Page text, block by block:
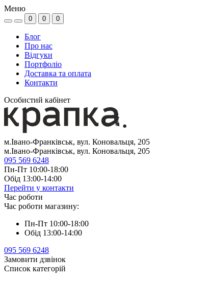
Меню
0 0 0
Блог
Про нас
Відгуки
Портфоліо
Доставка та оплата
Контакти
Особистий кабінет
м.Івано-Франківськ, вул. Коновальця, 205
м.Івано-Франківськ, вул. Коновальця, 205
095 569 6248
Пн-Пт 10:00-18:00
Обід 13:00-14:00
Перейти у контакти
Час роботи
Час роботи магазину:
Пн-Пт 10:00-18:00
Обід 13:00-14:00
095 569 6248
Замовити дзвінок
Список категорій